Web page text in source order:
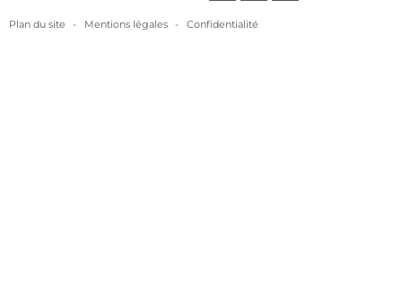
Plan du site - Mentions légales - Confidentialité